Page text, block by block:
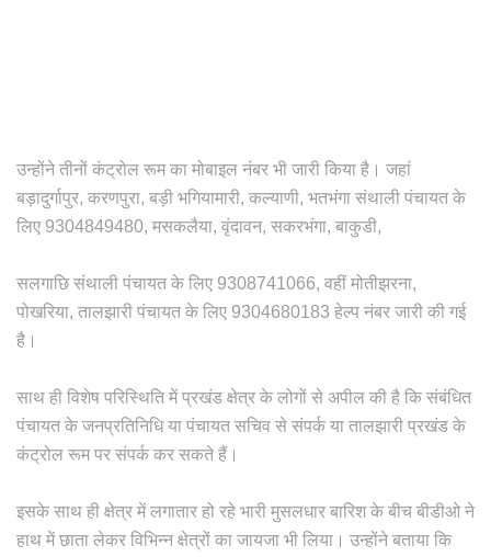
उन्होंने तीनों कंट्रोल रूम का मोबाइल नंबर भी जारी किया है। जहां
बड़ादुर्गापुर, करणपुरा, बड़ी भगियामारी, कल्याणी, भतभंगा संथाली पंचायत के
लिए 9304849480, मसकलैया, वृंदावन, सकरभंगा, बाकुडी,
सलगाछि संथाली पंचायत के लिए 9308741066, वहीं मोतीझरना,
पोखरिया, तालझारी पंचायत के लिए 9304680183 हेल्प नंबर जारी की गई
है।
साथ ही विशेष परिस्थिति में प्रखंड क्षेत्र के लोगों से अपील की है कि संबंधित
पंचायत के जनप्रतिनिधि या पंचायत सचिव से संपर्क या तालझारी प्रखंड के
कंट्रोल रूम पर संपर्क कर सकते हैं।
इसके साथ ही क्षेत्र में लगातार हो रहे भारी मुसलधार बारिश के बीच बीडीओ ने
हाथ में छाता लेकर विभिन्न क्षेत्रों का जायजा भी लिया। उन्होंने बताया कि